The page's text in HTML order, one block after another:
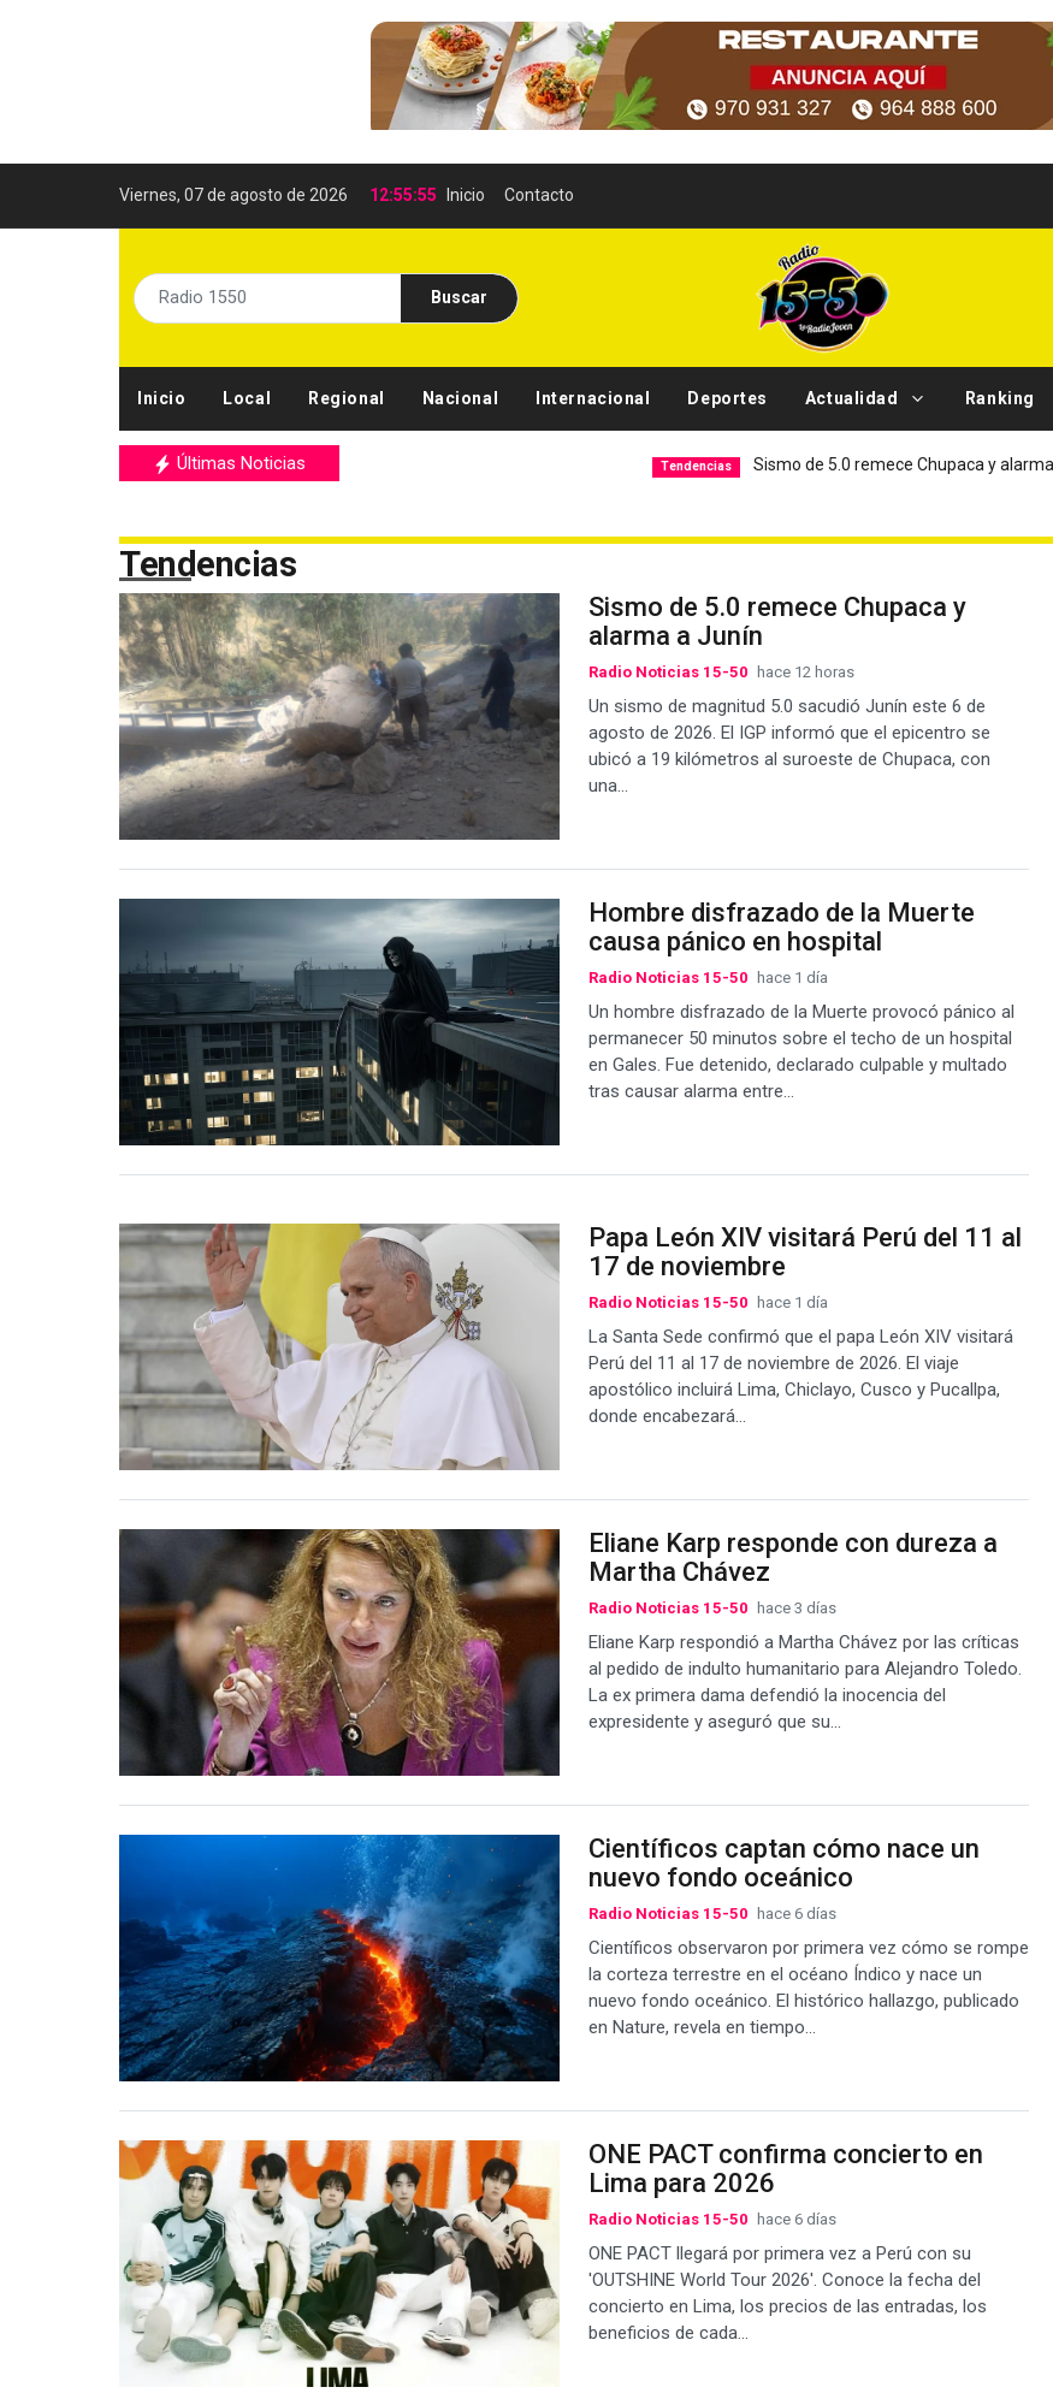
Viernes, 07 de agosto de 2026 12:55:57 Inicio Contacto
Buscar
Inicio Local Regional Nacional Internacional Deportes Actualidad Ranking
Últimas Noticias Sismo de 5.0 remece Chupaca y alarma a Junín Local
Tendencias
Sismo de 5.0 remece Chupaca y
alarma a Junín
Radio Noticias 15-50 hace 12 horas
Un sismo de magnitud 5.0 sacudió Junín este 6 de
agosto de 2026. El IGP informó que el epicentro se
ubicó a 19 kilómetros al suroeste de Chupaca, con
una...
Hombre disfrazado de la Muerte
causa pánico en hospital
Radio Noticias 15-50 hace 1 día
Un hombre disfrazado de la Muerte provocó pánico al
permanecer 50 minutos sobre el techo de un hospital
en Gales. Fue detenido, declarado culpable y multado
tras causar alarma entre...
Papa León XIV visitará Perú del 11 al
17 de noviembre
Radio Noticias 15-50 hace 1 día
La Santa Sede confirmó que el papa León XIV visitará
Perú del 11 al 17 de noviembre de 2026. El viaje
apostólico incluirá Lima, Chiclayo, Cusco y Pucallpa,
donde encabezará...
Eliane Karp responde con dureza a
Martha Chávez
Radio Noticias 15-50 hace 3 días
Eliane Karp respondió a Martha Chávez por las críticas
al pedido de indulto humanitario para Alejandro Toledo.
La ex primera dama defendió la inocencia del
expresidente y aseguró que su...
Científicos captan cómo nace un
nuevo fondo oceánico
Radio Noticias 15-50 hace 6 días
Científicos observaron por primera vez cómo se rompe
la corteza terrestre en el océano Índico y nace un
nuevo fondo oceánico. El histórico hallazgo, publicado
en Nature, revela en tiempo...
ONE PACT confirma concierto en
Lima para 2026
Radio Noticias 15-50 hace 6 días
ONE PACT llegará por primera vez a Perú con su
'OUTSHINE World Tour 2026'. Conoce la fecha del
concierto en Lima, los precios de las entradas, los
beneficios de cada...